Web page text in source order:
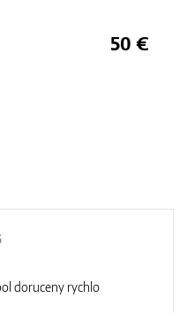
50 €
doruceny rychlo